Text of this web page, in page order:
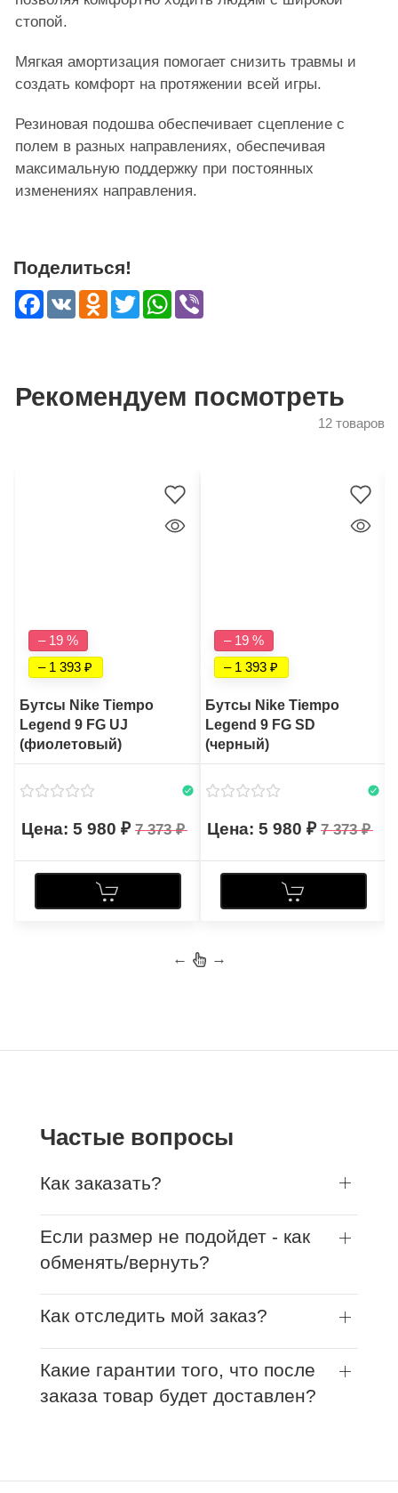
стопой.
Мягкая амортизация помогает снизить травмы и
создать комфорт на протяжении всей игры.
Резиновая подошва обеспечивает сцепление с
полем в разных направлениях, обеспечивая
максимальную поддержку при постоянных
изменениях направления.
Поделиться!
Facebook
VK Odnoklassniki
TwitterWhatsApp
Рекомендуем посмотреть
12 товаров
– 19 %
– 1 393
Бутсы Nike Tiempo
Legend 9 FG UJ
(фиолетовый)
5 980 7 373
– 19 %
– 1 393
Бутсы Nike Tiempo
Legend 9 FG SD
(черный)
5 980 7 373
← →
Частые вопросы
Как заказать?
Если размер не подойдет - как
обменять/вернуть?
Как отследить мой заказ?
Какие гарантии того, что после
заказа товар будет доставлен?